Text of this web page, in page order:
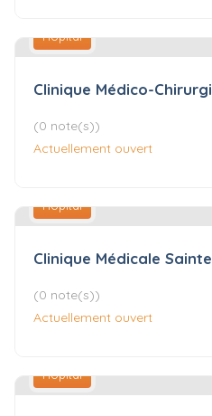
Hôpital
Clinique Médico-
(0 note(s))
Actuellement ouvert
Hôpital
Clinique Médicale
(0 note(s))
Actuellement ouvert
Hôpital